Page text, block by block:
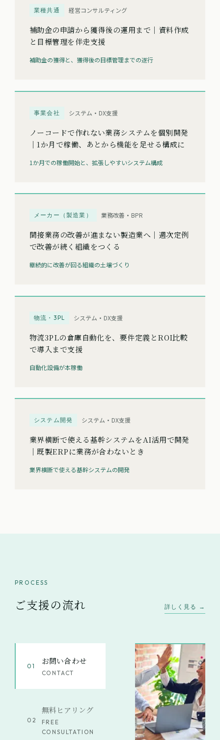
業種共通 経営コンサルティング
補助金の申請から獲得後の運用まで｜資料作成
と目標管理を伴走支援
補助金の獲得と、獲得後の目標管理までの遂行
事業会社 システム・DX支援
ノーコードで作れない業務システムを個別開発
｜1か月で稼働、あとから機能を足せる構成に
1か月での稼働開始と、拡張しやすいシステム構成
メーカー（製造業） 業務改善・BPR
間接業務の改善が進まない製造業へ｜週次定例
で改善が続く組織をつくる
継続的に改善が回る組織の土壌づくり
物流・3PL システム・DX支援
物流3PLの倉庫自動化を、要件定義とROI比較
で導入まで支援
自動化設備が本稼働
システム開発 システム・DX支援
業界横断で使える基幹システムをAI活用で開発
｜既製ERPに業務が合わないとき
業界横断で使える基幹システムの開発
PROCESS
ご支援の流れ 詳しく見る →
01
お問い合わせ
CONTACT
02
無料ヒアリング
FREE
CONSULTATION